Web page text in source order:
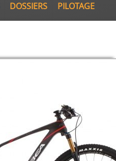
DOSSIERS PILOTAGE